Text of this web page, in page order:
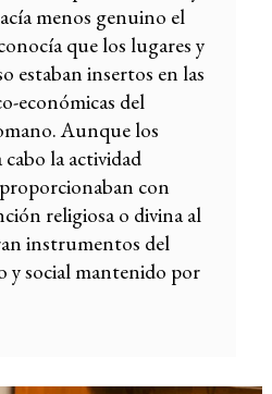
menos genuino el
que los lugares y
estaban insertos en las
económicas del
Aunque los
la actividad
con
religiosa o divina al
instrumentos del
y social mantenido por